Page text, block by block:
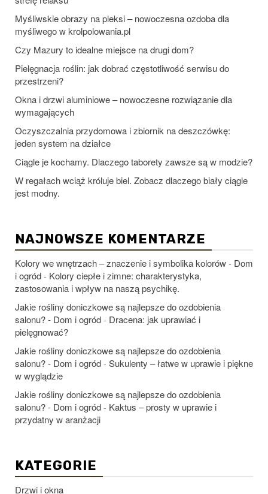
Myśliwskie obrazy na pleksi – nowoczesna ozdoba dla
myśliwego w krolpolowania.pl
Czy Mazury to idealne miejsce na drugi dom?
Pielęgnacja roślin: jak dobrać częstotliwość serwisu do
przestrzeni?
Okna i drzwi aluminiowe – nowoczesne rozwiązanie dla
wymagających
Oczyszczalnia przydomowa i zbiornik na deszczówkę:
jeden system na działce
Ciągle je kochamy. Dlaczego taborety zawsze są w modzie?
W regałach wciąż króluje biel. Zobacz dlaczego biały ciągle
jest modny.
NAJNOWSZE KOMENTARZE
Kolory we wnętrzach – znaczenie i symbolika kolorów - Dom
i ogród - Kolory ciepłe i zimne: charakterystyka,
zastosowania i wpływ na naszą psychikę.
Jakie rośliny doniczkowe są najlepsze do ozdobienia
salonu? - Dom i ogród - Dracena: jak uprawiać i
pielęgnować?
Jakie rośliny doniczkowe są najlepsze do ozdobienia
salonu? - Dom i ogród - Sukulenty – łatwe w uprawie i piękne
w wyglądzie
Jakie rośliny doniczkowe są najlepsze do ozdobienia
salonu? - Dom i ogród - Kaktus – prosty w uprawie i
przydatny w aranżacji
KATEGORIE
Drzwi i okna